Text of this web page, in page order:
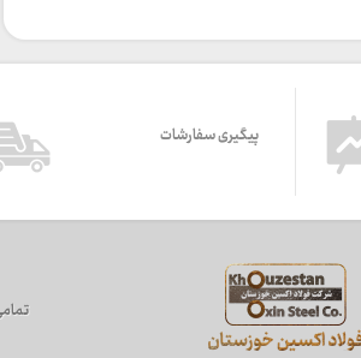
پیگیری سفارشات